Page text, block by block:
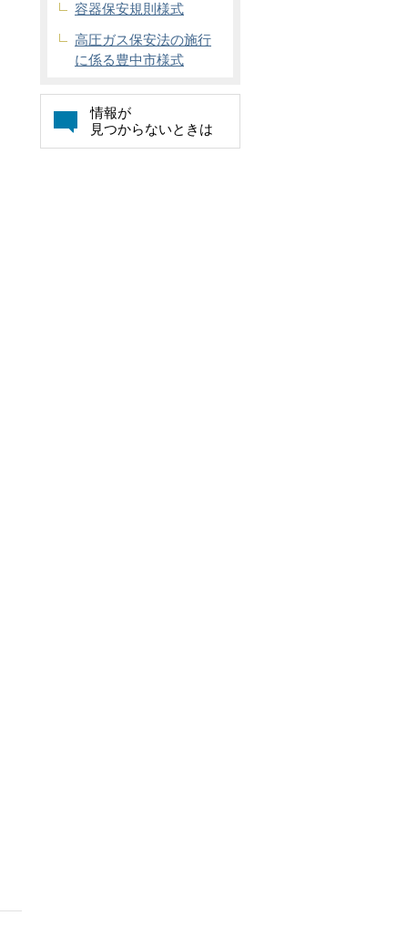
容器保安規則様式
高圧ガス保安法の施行
に係る豊中市様式
情報が
見つからないときは